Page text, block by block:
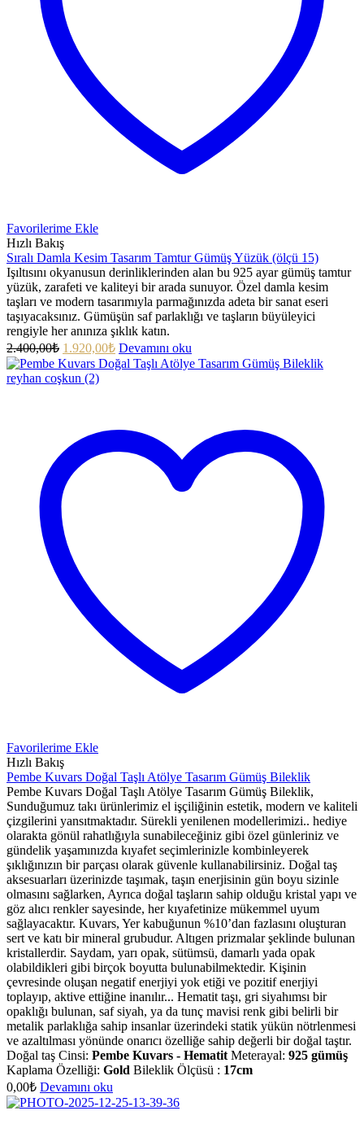
Favorilerime Ekle
Hızlı Bakış
Sıralı Damla Kesim Tasarım Tamtur Gümüş Yüzük (ölçü 15)
Işıltısını okyanusun derinliklerinden alan bu 925 ayar gümüş tamtur
yüzük, zarafeti ve kaliteyi bir arada sunuyor. Özel damla kesim
taşları ve modern tasarımıyla parmağınızda adeta bir sanat eseri
taşıyacaksınız. Gümüşün saf parlaklığı ve taşların büyüleyici
rengiyle her anınıza şıklık katın.
2.400,00₺ 1.920,00₺ Devamını oku
Favorilerime Ekle
Hızlı Bakış
Pembe Kuvars Doğal Taşlı Atölye Tasarım Gümüş Bileklik
Pembe Kuvars Doğal Taşlı Atölye Tasarım Gümüş Bileklik,
Sunduğumuz takı ürünlerimiz el işçiliğinin estetik, modern ve kaliteli
çizgilerini yansıtmaktadır. Sürekli yenilenen modellerimizi.. hediye
olarakta gönül rahatlığıyla sunabileceğiniz gibi özel günleriniz ve
gündelik yaşamınızda kıyafet seçimlerinizle kombinleyerek
şıklığınızın bir parçası olarak güvenle kullanabilirsiniz. Doğal taş
aksesuarları üzerinizde taşımak, taşın enerjisinin gün boyu sizinle
olmasını sağlarken, Ayrıca doğal taşların sahip olduğu kristal yapı ve
göz alıcı renkler sayesinde, her kıyafetinize mükemmel uyum
sağlayacaktır. Kuvars, Yer kabuğunun %10’dan fazlasını oluşturan
sert ve katı bir mineral grubudur. Altıgen prizmalar şeklinde bulunan
kristallerdir. Saydam, yarı opak, sütümsü, damarlı yada opak
olabildikleri gibi birçok boyutta bulunabilmektedir. Kişinin
çevresinde oluşan negatif enerjiyi yok etiği ve pozitif enerjiyi
toplayıp, aktive ettiğine inanılır... Hematit taşı, gri siyahımsı bir
opaklığı bulunan, saf siyah, ya da tunç mavisi renk gibi belirli bir
metalik parlaklığa sahip insanlar üzerindeki statik yükün nötrlenmesi
ve azaltılması yönünde onarıcı özelliğe sahip değerli bir doğal taştır.
Doğal taş Cinsi: Pembe Kuvars - Hematit Meterayal: 925 gümüş
Kaplama Özelliği: Gold Bileklik Ölçüsü : 17cm
0,00₺ Devamını oku